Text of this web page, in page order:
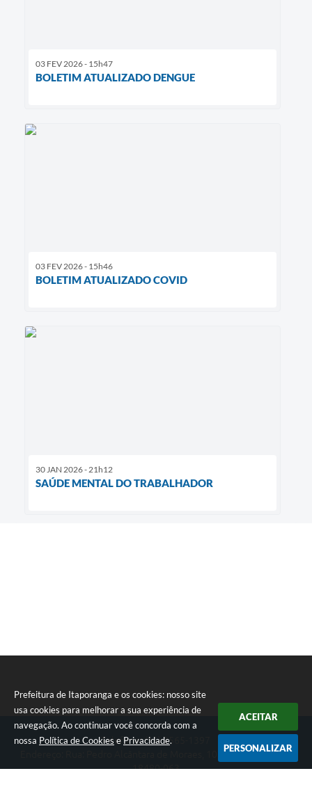
Prefeitura de Itaporanga e os cookies: nosso site
usa cookies para melhorar a sua experiência de
navegação. Ao continuar você concorda com a
nossa Política de Cookies e Privacidade.
ACEITAR
PERSONALIZAR
03 FEV 2026 - 15h47
BOLETIM ATUALIZADO DENGUE
03 FEV 2026 - 15h46
BOLETIM ATUALIZADO COVID
30 JAN 2026 - 21h12
SAÚDE MENTAL DO TRABALHADOR
Telefone: (15) 3565-1397
Endereço: Rua: Pedro Alcântara de Moraes, 1060 - Centro | CEP:
18480-063